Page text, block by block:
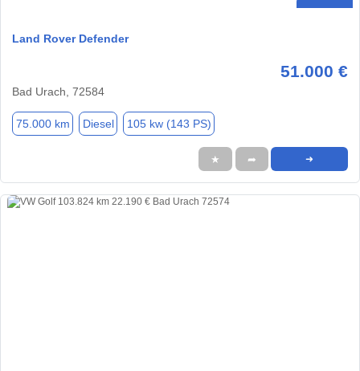
Land Rover Defender
51.000 €
Bad Urach, 72584
75.000 km Diesel 105 kw (143 PS)
★ ➦ ➜